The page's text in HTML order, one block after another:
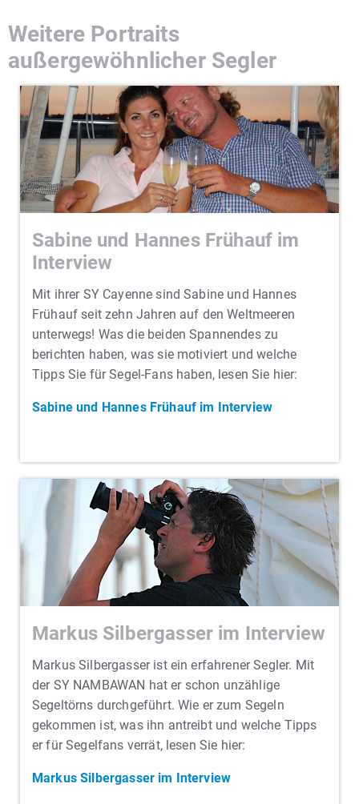
Weitere Portraits
außergewöhnlicher Segler
Sabine und Hannes Frühauf im
Interview
Mit ihrer SY Cayenne sind Sabine und Hannes
Frühauf seit zehn Jahren auf den Weltmeeren
unterwegs! Was die beiden Spannendes zu
berichten haben, was sie motiviert und welche
Tipps Sie für Segel-Fans haben, lesen Sie hier:
Sabine und Hannes Frühauf im Interview
Markus Silbergasser im Interview
Markus Silbergasser ist ein erfahrener Segler. Mit
der SY NAMBAWAN hat er schon unzählige
Segeltörns durchgeführt. Wie er zum Segeln
gekommen ist, was ihn antreibt und welche Tipps
er für Segelfans verrät, lesen Sie hier:
Markus Silbergasser im Interview